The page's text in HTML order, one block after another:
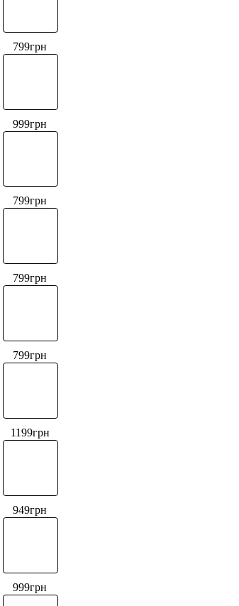
799грн
999грн
799грн
799грн
799грн
1199грн
949грн
999грн